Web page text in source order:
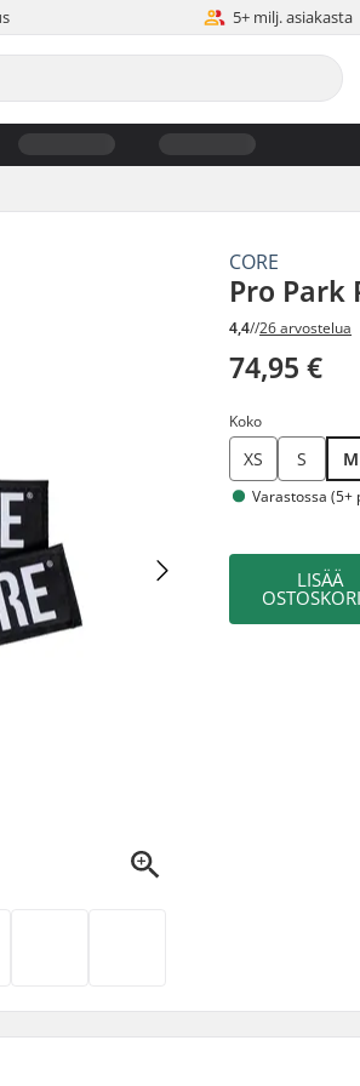
5+ milj. asiakasta
CORE
Pro Park
4,4//26 arvostelua
74,95 €
Koko
XS S M
Varastossa (5+
LISÄÄ